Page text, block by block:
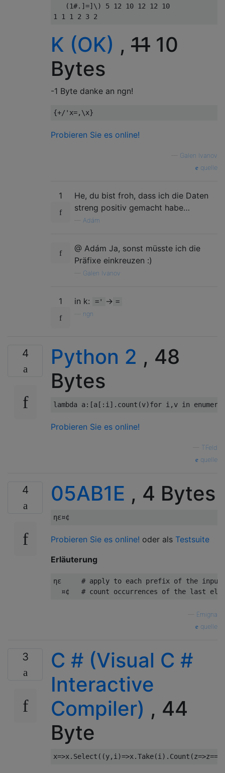
   (1#.]=]\) 5 12 10 12 12 10
K (OK) , 11 10
Bytes
-1 Byte danke an ngn!
Probieren Sie es online!
Galen Ivanov
quelle
1
He, du bist froh, dass ich die Daten
streng positiv gemacht habe…
Adám
@ Adám Ja, sonst müsste ich die
Präfixe einkreuzen :)
Galen Ivanov
1 in k: =' -> =
ngn
4 Python 2 , 48
Bytes
lambda a:[a [: i ]. count (v)for i , v in
Probieren Sie es online!
TFeld
quelle
4 05AB1E , 4 Bytes
Probieren Sie es online! oder als Testsuite
Erläuterung
ηε     # apply to each prefix of the
Emigna
quelle
3
C # (Visual C #
Interactive
Compiler) , 44
Byte
x=>x. Select ((y, i )=>x.Take(i ). Count (z=>z==